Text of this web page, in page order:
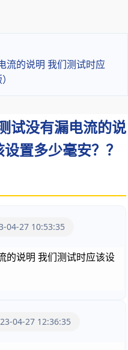
流的说明 我们测试时应
试没有漏电流的说
置多少毫安？？
04-27 10:53:35
的说明 我们测试时应该设
04-27 12:36:35